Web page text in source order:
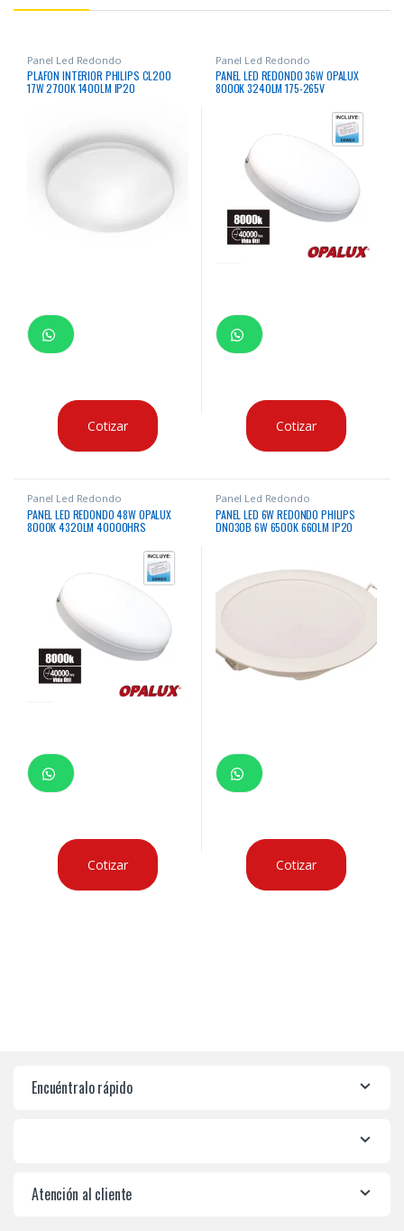
Panel Led Redondo
PLAFON INTERIOR PHILIPS CL200
17W 2700K 1400LM IP20
Cotizar
Panel Led Redondo
PANEL LED REDONDO 36W OPALUX
8000K 3240LM 175-265V
Cotizar
Panel Led Redondo
PANEL LED REDONDO 48W OPALUX
8000K 4320LM 40000HRS
Cotizar
Panel Led Redondo
PANEL LED 6W REDONDO PHILIPS
DN030B 6W 6500K 660LM IP20
Cotizar
Encuéntralo rápido
Atención al cliente